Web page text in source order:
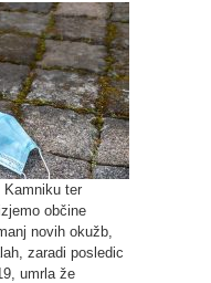
Kamniku ter
občine
novih okužb,
zaradi posledic
umrla že